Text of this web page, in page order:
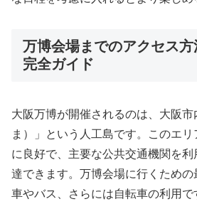
万博会場までのアクセス
完全ガイド
大阪万博が開催されるのは、大阪
ま）」という人工島です。このエ
に良好で、主要な公共交通機関を利
達できます。万博会場に行くため
車やバス、さらには自転車の利用